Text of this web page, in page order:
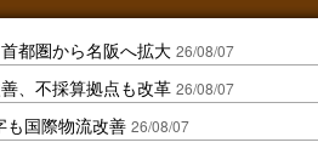
都圏から名阪へ拡大 26/08/07
、不採算拠点も改革 26/08/07
も国際物流改善 26/08/07